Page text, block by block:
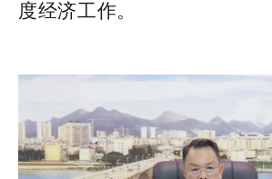
度经济工作。